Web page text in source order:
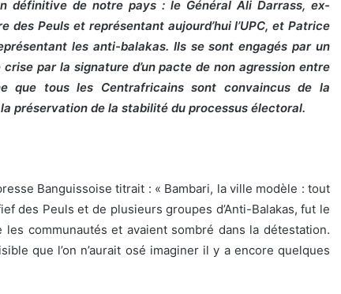
définitive de notre pays : le Général Ali Darrass, ex-
des Peuls et représentant aujourd’hui l’UPC, et Patrice
les anti-balakas. Ils se sont engagés par un
par la signature d’un pacte de non agression entre
que tous les Centrafricains sont convaincus de la
préservation de la stabilité du processus électoral.
Banguissoise titrait : « Bambari, la ville modèle : tout
des Peuls et de plusieurs groupes d’Anti-Balakas, fut le
communautés et avaient sombré dans la détestation.
que l’on n’aurait osé imaginer il y a encore quelques